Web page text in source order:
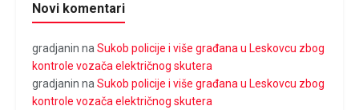
Novi komentari
gradjanin naSukob policije i više građana u Leskovcu zbog
kontrole vozača električnog skutera
gradjanin naSukob policije i više građana u Leskovcu zbog
kontrole vozača električnog skutera